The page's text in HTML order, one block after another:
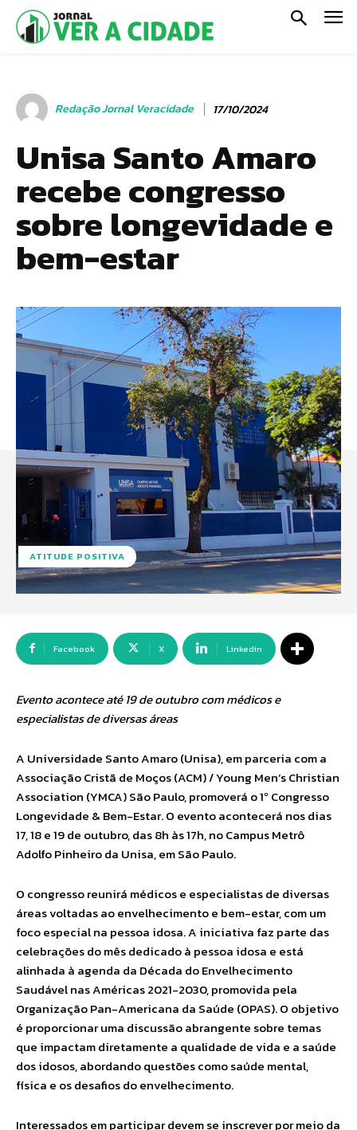
Redação Jornal Veracidade 17/10/2024
Unisa Santo Amaro
recebe congresso
sobre longevidade e
bem-estar
ATITUDE POSITIVA
Facebook X Linkedin
Evento acontece até 19 de outubro com médicos e
especialistas de diversas áreas
A Universidade Santo Amaro (Unisa), em parceria com a
Associação Cristã de Moços (ACM) / Young Men’s Christian
Association (YMCA) São Paulo, promoverá o 1º Congresso
Longevidade & Bem-Estar. O evento acontecerá nos dias
17, 18 e 19 de outubro, das 8h às 17h, no Campus Metrô
Adolfo Pinheiro da Unisa, em São Paulo.
O congresso reunirá médicos e especialistas de diversas
áreas voltadas ao envelhecimento e bem-estar, com um
foco especial na pessoa idosa. A iniciativa faz parte das
celebrações do mês dedicado à pessoa idosa e está
alinhada à agenda da Década do Envelhecimento
Saudável nas Américas 2021-2030, promovida pela
Organização Pan-Americana da Saúde (OPAS). O objetivo
é proporcionar uma discussão abrangente sobre temas
que impactam diretamente a qualidade de vida e a saúde
dos idosos, abordando questões como saúde mental,
física e os desafios do envelhecimento.
Interessados em participar devem se inscrever por meio da